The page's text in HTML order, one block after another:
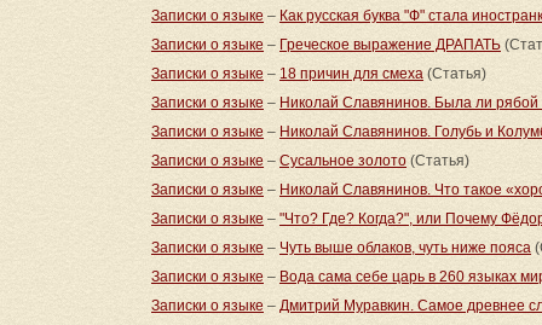
Записки о языке – Как русская буква "Ф" стала
Записки о языке – Греческое выражение ДРАПАТЬ
Записки о языке – 18 причин для смеха (Статья)
Записки о языке – Николай Славянинов. Была ли рябой
Записки о языке – Николай Славянинов. Голубь и
Записки о языке – Сусальное золото (Статья)
Записки о языке – Николай Славянинов. Что такое
Записки о языке – "Что? Где? Когда?", или Почему
Записки о языке – Чуть выше облаков, чуть ниже пояса
Записки о языке – Вода сама себе царь в 260 языках
Записки о языке – Дмитрий Муравкин. Самое древнее